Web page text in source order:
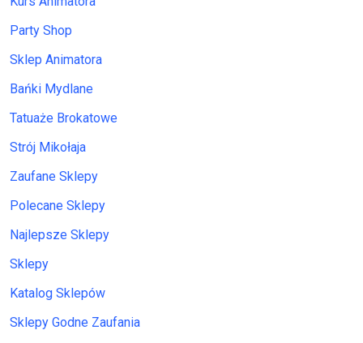
Party Shop
Sklep Animatora
Bańki Mydlane
Tatuaże Brokatowe
Strój Mikołaja
Zaufane Sklepy
Polecane Sklepy
Najlepsze Sklepy
Sklepy
Katalog Sklepów
Sklepy Godne Zaufania